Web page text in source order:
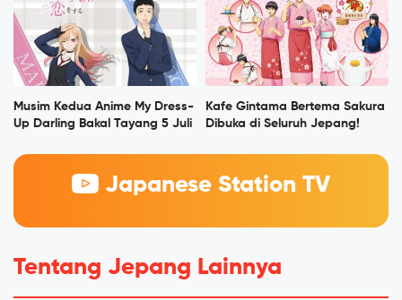
Musim Kedua Anime My Dress-
Up Darling Bakal Tayang 5 Juli
Kafe Gintama Bertema Sakura
Dibuka di Seluruh Jepang!
Japanese Station TV
Tentang Jepang Lainnya